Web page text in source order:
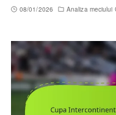
08/01/2026 Analiza meciului